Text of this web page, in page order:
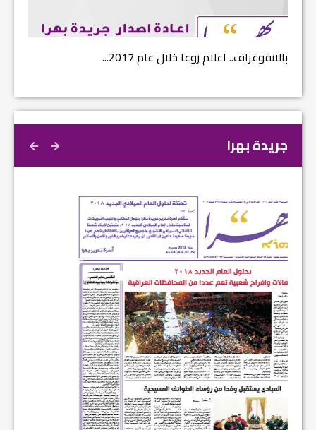
بالانفوغراف.. اعلام زوعا خلال عام 2017...
جريدة بهرا